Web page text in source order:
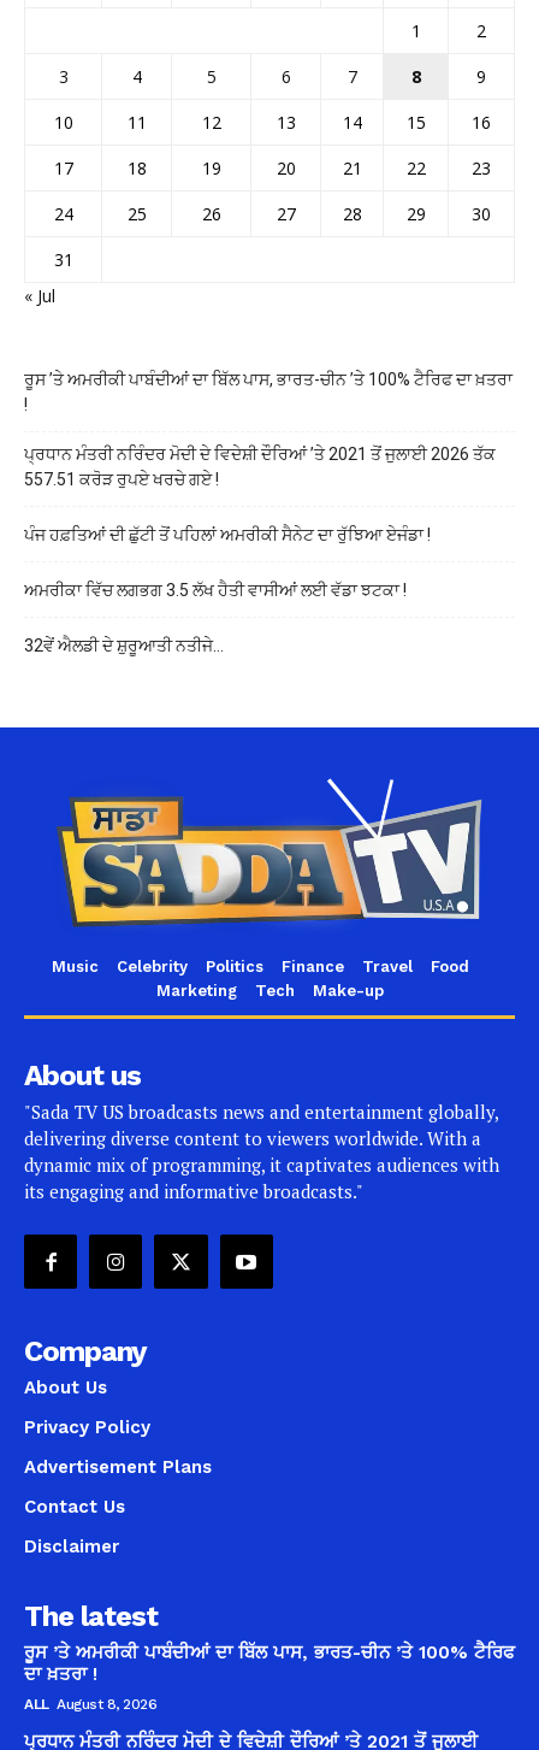
1
2
3
4 5 6 7 8
9
10
11 12 13 14 15
16
17
18 19 20 21 22
23
24
25 26 27 28 29
30
31
« Jul
ਰੂਸ ’ਤੇ ਅਮਰੀਕੀ ਪਾਬੰਦੀਆਂ ਦਾ ਬਿੱਲ ਪਾਸ, ਭਾਰਤ-ਚੀਨ ’ਤੇ 100% ਟੈਰਿਫ ਦਾ ਖ਼ਤਰਾ
!
ਪ੍ਰਧਾਨ ਮੰਤਰੀ ਨਰਿੰਦਰ ਮੋਦੀ ਦੇ ਵਿਦੇਸ਼ੀ ਦੌਰਿਆਂ ’ਤੇ 2021 ਤੋਂ ਜੁਲਾਈ 2026 ਤੱਕ
557.51 ਕਰੋੜ ਰੁਪਏ ਖਰਚੇ ਗਏ !
ਪੰਜ ਹਫ਼ਤਿਆਂ ਦੀ ਛੁੱਟੀ ਤੋਂ ਪਹਿਲਾਂ ਅਮਰੀਕੀ ਸੈਨੇਟ ਦਾ ਰੁੱਝਿਆ ਏਜੰਡਾ !
ਅਮਰੀਕਾ ਵਿੱਚ ਲਗਭਗ 3.5 ਲੱਖ ਹੈਤੀ ਵਾਸੀਆਂ ਲਈ ਵੱਡਾ ਝਟਕਾ !
32ਵੇਂ ਐਲਡੀ ਦੇ ਸ਼ੁਰੂਆਤੀ ਨਤੀਜੇ…
Music Celebrity Politics Finance Travel
Food
Marketing
Tech Make-up
About us
"Sada TV US broadcasts news and entertainment globally,
delivering diverse content to viewers worldwide. With a
dynamic mix of programming, it captivates audiences with
its engaging and informative broadcasts."
Company
About Us
Privacy Policy
Advertisement Plans
Contact Us
Disclaimer
The latest
ਰੂਸ ’ਤੇ ਅਮਰੀਕੀ ਪਾਬੰਦੀਆਂ ਦਾ ਬਿੱਲ ਪਾਸ, ਭਾਰਤ-ਚੀਨ ’ਤੇ 100% ਟੈਰਿਫ
ਦਾ ਖ਼ਤਰਾ !
ALL August 8, 2026
ਪ੍ਰਧਾਨ ਮੰਤਰੀ ਨਰਿੰਦਰ ਮੋਦੀ ਦੇ ਵਿਦੇਸ਼ੀ ਦੌਰਿਆਂ ’ਤੇ 2021 ਤੋਂ ਜੁਲਾਈ